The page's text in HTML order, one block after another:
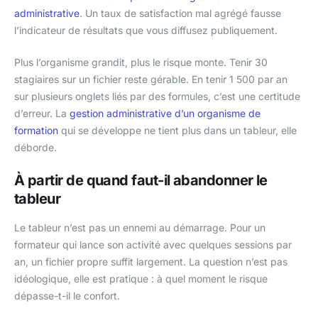
administrative. Un taux de satisfaction mal agrégé fausse
l’indicateur de résultats que vous diffusez publiquement.
Plus l’organisme grandit, plus le risque monte. Tenir 30
stagiaires sur un fichier reste gérable. En tenir 1 500 par an
sur plusieurs onglets liés par des formules, c’est une certitude
d’erreur. La gestion administrative d’un organisme de
formation qui se développe ne tient plus dans un tableur, elle
déborde.
À partir de quand faut-il abandonner le
tableur
Le tableur n’est pas un ennemi au démarrage. Pour un
formateur qui lance son activité avec quelques sessions par
an, un fichier propre suffit largement. La question n’est pas
idéologique, elle est pratique : à quel moment le risque
dépasse-t-il le confort.